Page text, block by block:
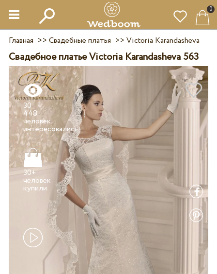
0
Главная >> Свадебные платья >> Victoria Karandasheva
Свадебное платье Victoria Karandasheva 563
30
448
человек
интересовались
30+
человек